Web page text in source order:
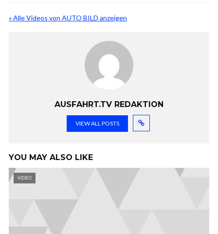
« Alle Videos von AUTO BILD anzeigen
AUSFAHRT.TV REDAKTION
VIEW ALL POSTS
YOU MAY ALSO LIKE
VIDEO